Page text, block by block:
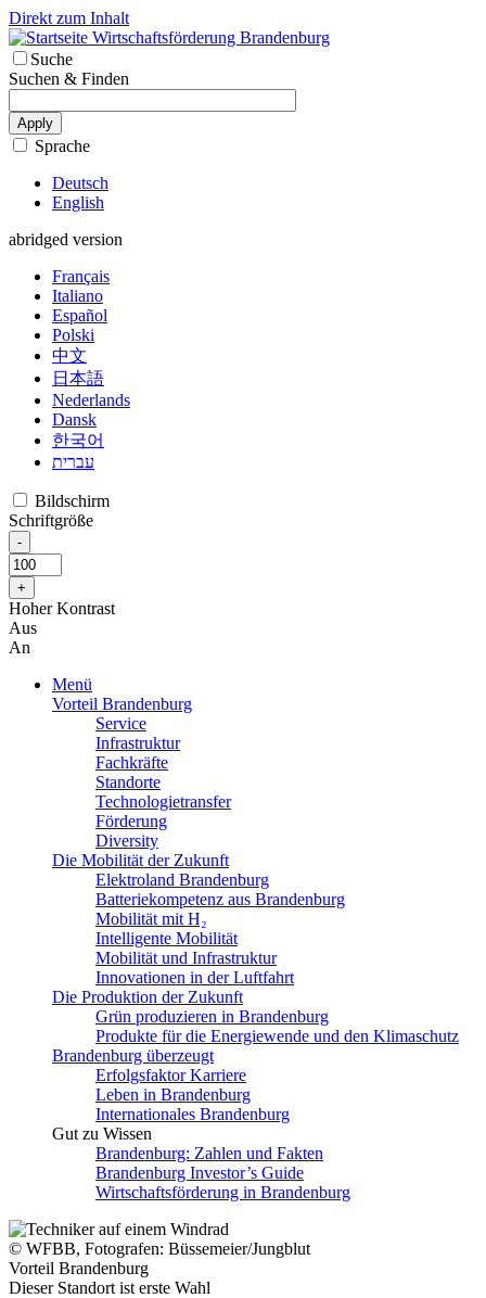
Direkt zum Inhalt
Wirtschaftsförderung Brandenburg
Suche
Suchen & Finden
Apply
Sprache
Deutsch
English
abridged version
Français
Italiano
Español
Polski
中文
日本語
Nederlands
Dansk
한국어
עברית
Bildschirm
Schriftgröße
Hoher Kontrast
Aus
An
Menü
Vorteil Brandenburg
Service
Infrastruktur
Fachkräfte
Standorte
Technologietransfer
Förderung
Diversity
Die Mobilität der Zukunft
Elektroland Brandenburg
Batteriekompetenz aus Brandenburg
Mobilität mit H₂
Intelligente Mobilität
Mobilität und Infrastruktur
Innovationen in der Luftfahrt
Die Produktion der Zukunft
Grün produzieren in Brandenburg
Produkte für die Energiewende und den Klimaschutz
Brandenburg überzeugt
Erfolgsfaktor Karriere
Leben in Brandenburg
Internationales Brandenburg
Gut zu Wissen
Brandenburg: Zahlen und Fakten
Brandenburg Investor’s Guide
Wirtschaftsförderung in Brandenburg
© WFBB, Fotografen: Büssemeier/Jungblut
Vorteil Brandenburg
Dieser Standort ist erste Wahl